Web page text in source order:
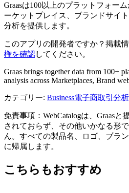
Graasは100以上のプラットフォー
ーケットプレイス、ブランドサイ
分析を提供します。
このアプリの開発者ですか？掲載
権を確認してください。
Graas brings together data from 100+
analysis across Marketplaces, Brand
カテゴリー: Business電子商取引分
免責事項：WebCatalogは、Graas
されておらず、その他いかなる形
ん。すべての製品名、ロゴ、ブラ
に帰属します。
こちらもおすすめ